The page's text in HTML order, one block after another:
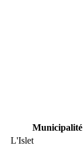
Municipalité
L'Islet